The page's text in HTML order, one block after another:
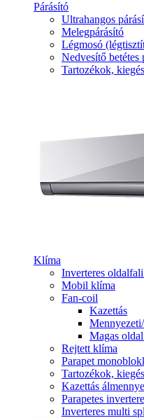
Párásító
Ultrahangos
Melegpárásító
Légmosó
Nedvesítő betétes
Tartozékok,
Klíma
Inverteres
Mobil klíma
Fan-coil
Kazettás
Magas
Rejtett klíma
Parapet
Tartozékok,
Kazettás
Parapetes
Inverteres multi